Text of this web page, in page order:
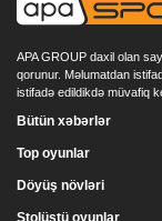
APA GROUP daxil olan
qorunur. Məlumatdan
istifadə edildikdə müvafiq
Bütün xəbərlər
Top oyunlar
Döyüş növləri
Stolüstü oyunlar